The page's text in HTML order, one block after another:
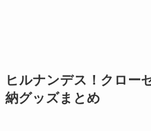
ヒルナンデス！クロー
納グッズまとめ